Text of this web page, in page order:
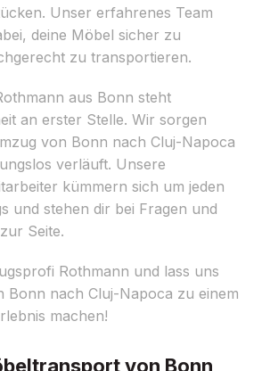
Unser erfahrenes Team
deine Möbel sicher zu
zu transportieren.
aus Bonn steht
an erster Stelle. Wir sorgen
von Bonn nach Cluj-Napoca
verläuft. Unsere
kümmern sich um jeden
und stehen dir bei Fragen und
Seite.
Rothmann und lass uns
Bonn nach Cluj-Napoca zu einem
machen!
von Bonn